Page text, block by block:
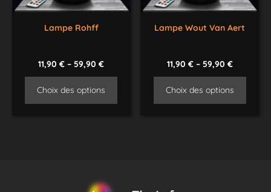
Lampe Rohff
11,90€ –59,90€
Choix des options
Lampe Wout Van Aert
11,90 €– 59,90 €
Choix des options